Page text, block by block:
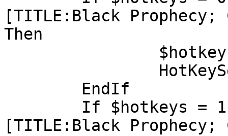
[TITLE:Black Prophecy;
Then
EndIf
If $hotkeys =
[TITLE:Black Prophecy;